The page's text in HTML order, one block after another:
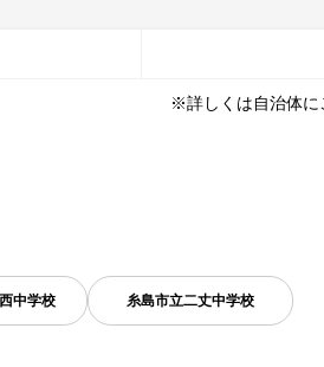
※詳しくは自治体に
中学校 糸島市立二丈中学校